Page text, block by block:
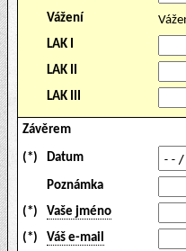
Vážení
LAK I
LAK II
LAK III
Závěrem
(*) Datum
Poznámka
(*)
Vaše jméno
(*)
Váš e-mail